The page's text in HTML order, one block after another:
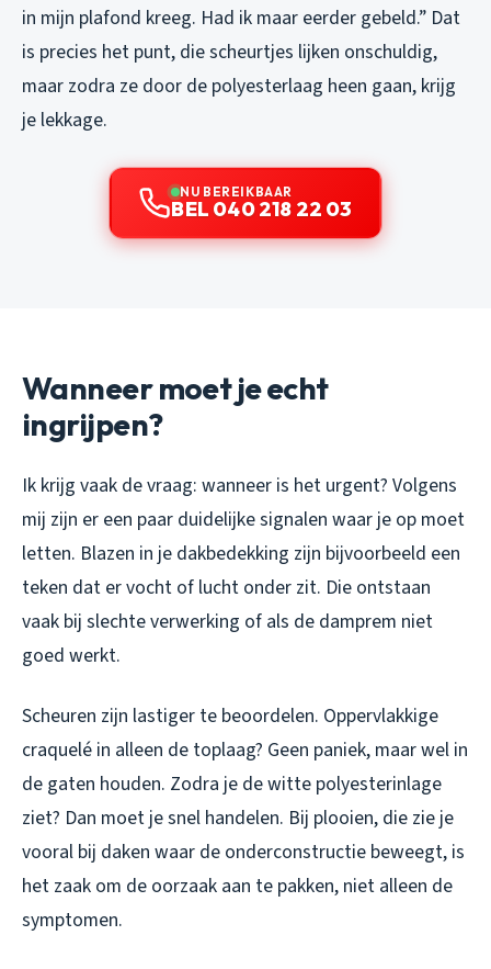
in mijn plafond kreeg. Had ik maar eerder gebeld.” Dat
is precies het punt, die scheurtjes lijken onschuldig,
maar zodra ze door de polyesterlaag heen gaan, krijg
je lekkage.
NU BEREIKBAAR
BEL 040 218 22 03
Wanneer moet je echt
ingrijpen?
Ik krijg vaak de vraag: wanneer is het urgent? Volgens
mij zijn er een paar duidelijke signalen waar je op moet
letten. Blazen in je dakbedekking zijn bijvoorbeeld een
teken dat er vocht of lucht onder zit. Die ontstaan
vaak bij slechte verwerking of als de damprem niet
goed werkt.
Scheuren zijn lastiger te beoordelen. Oppervlakkige
craquelé in alleen de toplaag? Geen paniek, maar wel in
de gaten houden. Zodra je de witte polyesterinlage
ziet? Dan moet je snel handelen. Bij plooien, die zie je
vooral bij daken waar de onderconstructie beweegt, is
het zaak om de oorzaak aan te pakken, niet alleen de
symptomen.